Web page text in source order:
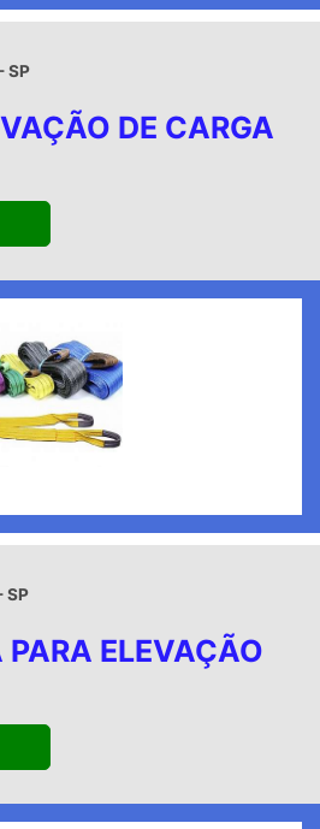
SP
DE CARGA
SP
ELEVAÇÃO